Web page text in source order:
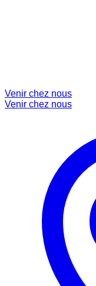
Venir chez nous
Venir chez nous